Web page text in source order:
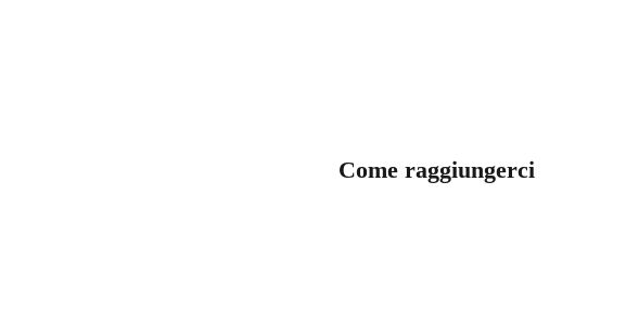
Come raggiungerci